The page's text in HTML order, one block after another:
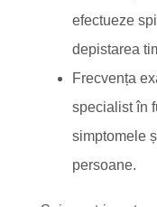
efectueze
depistarea
Frecvența
specialist în
simptomele
persoane.